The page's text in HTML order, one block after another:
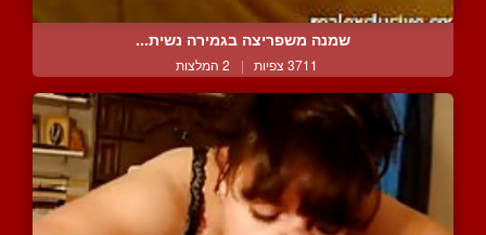
שמנה משפריצה בגמירה נשית...
3711 צפיות | 2 המלצות